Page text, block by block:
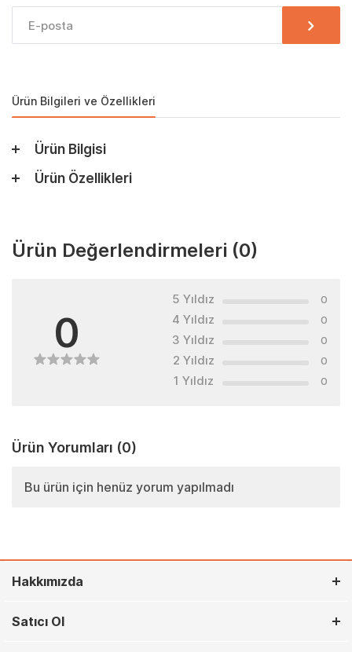
Ürün Bilgileri ve Özellikleri
Ürün Bilgisi
Ürün Özellikleri
Ürün Değerlendirmeleri (0)
0
5 Yıldız 0
4 Yıldız 0
3 Yıldız 0
2 Yıldız 0
1 Yıldız 0
Ürün Yorumları (0)
Bu ürün için henüz yorum yapılmadı
Hakkımızda
Satıcı Ol